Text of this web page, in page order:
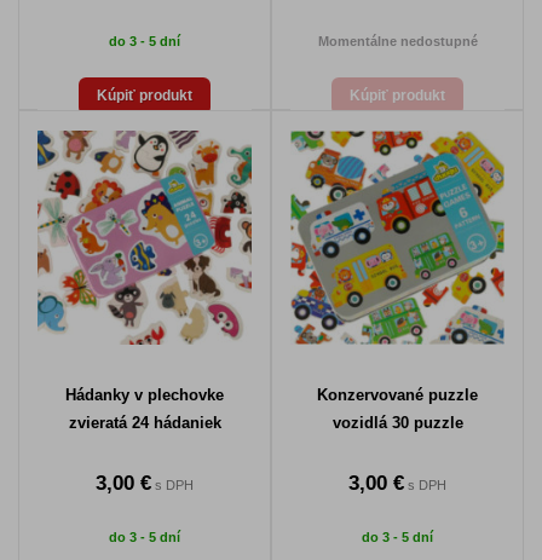
do 3 - 5 dní
Kúpiť produkt
Momentálne nedostupné
Kúpiť produkt
Hádanky v plechovke
zvieratá 24 hádaniek
3,00 € s DPH
do 3 - 5 dní
Konzervované puzzle
vozidlá 30 puzzle
3,00 € s DPH
do 3 - 5 dní